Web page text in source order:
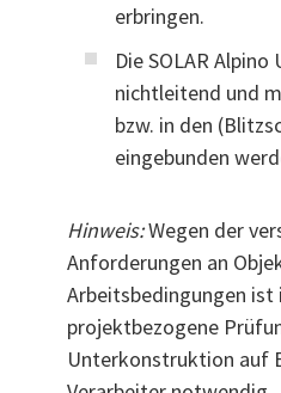
erbringen.
Die SOLAR
nichtleitend und
bzw. in den
eingebunden
Hinweis:Wegen der
Anforderungen an
Arbeitsbedingungen
projektbezogene
Unterkonstruktion auf